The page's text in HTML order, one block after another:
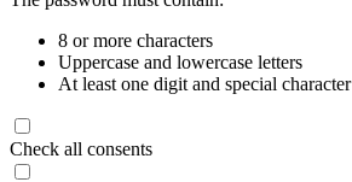
8 or more characters
Uppercase and lowercase letters
At least one digit and special character
Check all consents